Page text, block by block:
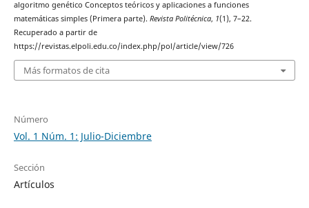
algoritmo genético Conceptos teóricos y aplicaciones a funciones
matemáticas simples (Primera parte). Revista Politécnica, 1(1), 7–22.
Recuperado a partir de
https://revistas.elpoli.edu.co/index.php/pol/article/view/726
Más formatos de cita
Número
Vol. 1 Núm. 1: Julio-Diciembre
Sección
Artículos